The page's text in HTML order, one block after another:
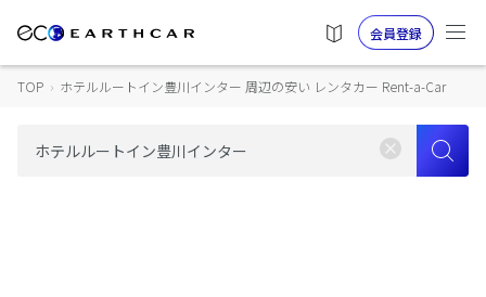
会員登録
TOP › ホテルルートイン豊川インター 周辺の安い レンタカー Rent-a-Car